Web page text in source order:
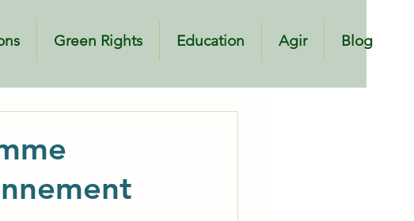
Green Rights Education Agir Blog